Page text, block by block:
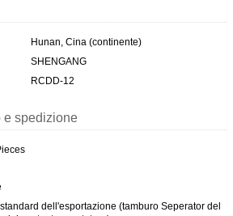
Hunan, Cina (continente)
SHENGANG
RCDD-12
e spedizione
dell'esportazione (tamburo Seperator del